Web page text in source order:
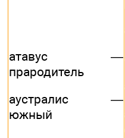
атавус —
прародитель
аустралис —
южный